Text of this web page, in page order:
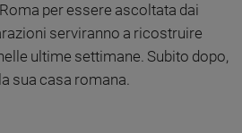
per essere ascoltata dai
serviranno a ricostruire
ultime settimane. Subito dopo,
sua casa romana.